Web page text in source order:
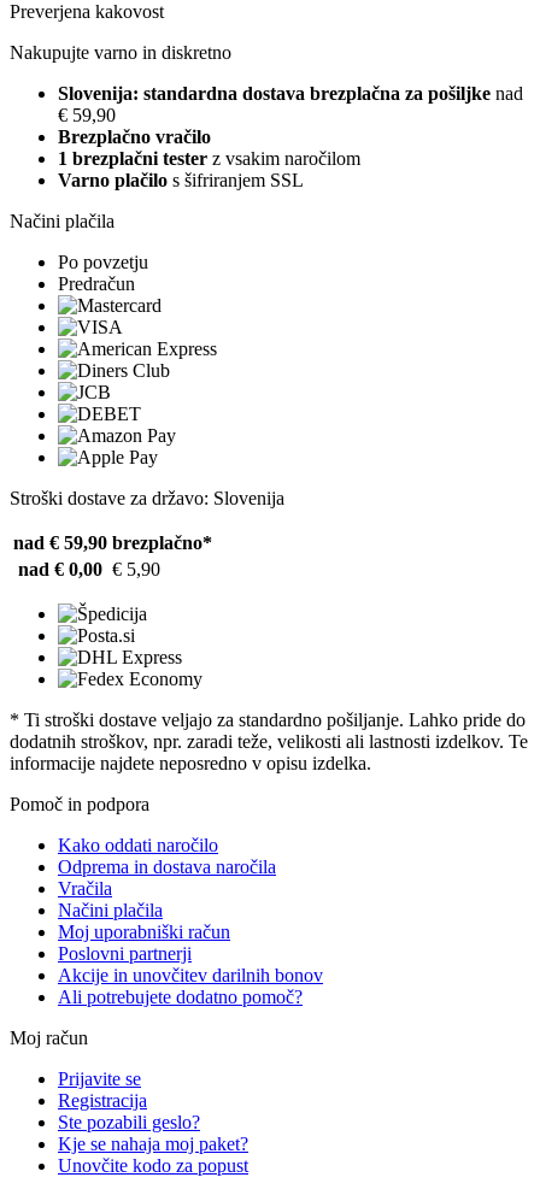
Preverjena kakovost
Nakupujte varno in diskretno
Slovenija: standardna dostava brezplačna za pošiljke nad
€ 59,90
Brezplačno vračilo
1 brezplačni tester z vsakim naročilom
Varno plačilo s šifriranjem SSL
Načini plačila
Po povzetju
Predračun
Stroški dostave za državo: Slovenija
nad € 59,90 brezplačno*
nad € 0,00 € 5,90
* Ti stroški dostave veljajo za standardno pošiljanje. Lahko pride do
dodatnih stroškov, npr. zaradi teže, velikosti ali lastnosti izdelkov. Te
informacije najdete neposredno v opisu izdelka.
Pomoč in podpora
Kako oddati naročilo
Odprema in dostava naročila
Vračila
Načini plačila
Moj uporabniški račun
Poslovni partnerji
Akcije in unovčitev darilnih bonov
Ali potrebujete dodatno pomoč?
Moj račun
Prijavite se
Registracija
Ste pozabili geslo?
Kje se nahaja moj paket?
Unovčite kodo za popust